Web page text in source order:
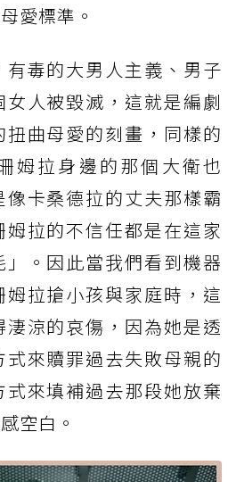
愛標準。
毒的大男人主義、男子
人被毀滅，這就是編劇
曲母愛的刻畫，同樣的
姆拉身邊的那個大衛也
卡桑德拉的丈夫那樣霸
拉的不信任都是在這家
。因此當我們看到機器
拉搶小孩與家庭時，這
涼的哀傷，因為她是透
來贖罪過去失敗母親的
來填補過去那段她放棄
空白。